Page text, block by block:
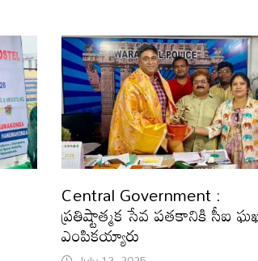
Central Government :
ప్రతిష్టాత్మక సేవ పతకానికి సీఐ
ఎంపికయ్యారు